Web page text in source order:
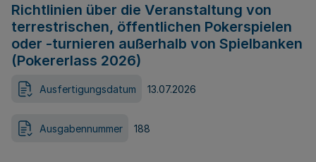
Richtlinien über die Veranstaltung von
terrestrischen, öffentlichen Pokerspielen
oder -turnieren außerhalb von Spielbanken
(Pokererlass 2026)
Ausfertigungsdatum 13.07.2026
Ausgabennummer 188